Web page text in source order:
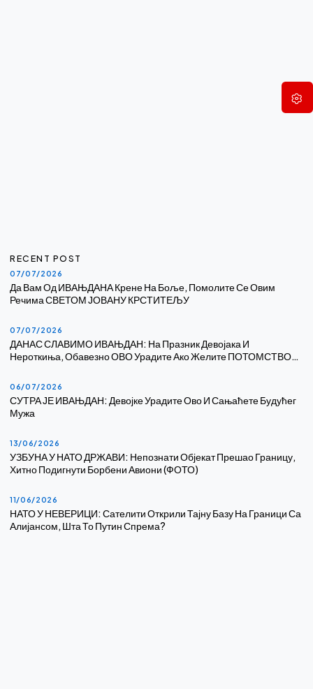
RECENT POST
07/07/2026
Да Вам Од ИВАЊДАНА Крене На Боље, Помолите Се Овим
Речима СВЕТОМ ЈОВАНУ КРСТИТЕЉУ
07/07/2026
ДАНАС СЛАВИМО ИВАЊДАН: На Празник Девојака И
Нероткиња, Обавезно ОВО Урадите Ако Желите ПОТОМСТВО…
06/07/2026
СУТРА ЈЕ ИВАЊДАН: Девојке Урадите Ово И Сањаћете Будућег
Мужа
13/06/2026
УЗБУНА У НАТО ДРЖАВИ: Непознати Објекат Прешао Границу,
Хитно Подигнути Борбени Авиони (ФОТО)
11/06/2026
НАТО У НЕВЕРИЦИ: Сателити Открили Тајну Базу На Граници Са
Алијансом, Шта То Путин Спрема?